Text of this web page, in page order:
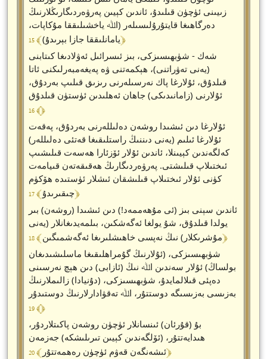
زىيىنى ئۈچۈن قىلىدۇ، ئاندىن كېيىن پەرۋەردىگارىڭلارنىڭ
دەرگاھىغا قايتۇرۇلىسىلەر (اﷲ ياخشىلىققا مۇكاپات،
يامانلىققا جازا بېرىدۇ)﴾ 15 ﴿
شەك - شۈبھىسىزكى، بىز ئىسرائىل ئەۋلادىغا كىتابنى
(يەنى تەۋراتنى)، ھېكمەتنى ۋە پەيغەمبەرلىكنى ئاتا
قىلدۇق، ئۇلارغا پاك نەرسىلەرنى رىزىق قىلىپ بەردۇق،
ئۇلارنى (زامانىدىكى) جاھان ئەھلىدىن ئۈستۈن قىلدۇق
﴾ 16 ﴿
ئۇلارغا دىن ئىشىدا روشەن دەلىللەرنى بەردۇق، پەقەت
ئۇلارغا ئىلىم (يەنى دىننىڭ راستلىقىغا قەتئى دەلىللەر)
كەلگەندىن كېيىنلا، ئاندىن ئۇلار ئۆزئارا ھەسەت قىلىشىپ
ئىختىلاپ قىلىشتى. پەرۋەردىگارىڭ ھەقىقەتەن قىيامەت
كۈنى ئۇلار ئىختىلاپ قىلىشقان ئىشلار ئۈستىدە ھۆكۈم
چىقىرىدۇ﴾ 17 ﴿
ئاندىن سېنى بىز (ئى مۇھەممەد!) دىن ئىشىدا (روشەن) بىر
يولدا قىلدۇق، شۇ يولغا ئەگەشكىن، بىلمەيدىغانلار (يەنى
مۇشرىكلار) نىڭ نەپسى خاھىشلىرىغا ئەگەشمىگىن﴾ 18 ﴿
شۈبھىسىزكى، (ئۇلارنىڭ گۇمراھلىقىغا ماسلىشىدىغان
بولساڭ) ئۇلار سەندىن اﷲ نىڭ (ئازابى) دىن ھېچ نەرسىنى
دەپئى قىلالمايدۇ، شۈبھىسىزكى، (دۇنيادا) زالىملارنىڭ
بەزىسى بەزىسىگە دوستتۇر، اﷲ تەقۋادارلارنىڭ دوستىدۇر
﴾ 19 ﴿
بۇ (قۇرئان) ئىنسانلار ئۈچۈن روشەن پاكىتلاردۇر،
ھىدايەتتۇر، (ئۆلگەندىن كېيىن تىرىلىشكە) جەزمەن
ئىشەنگەن قەۋم ئۈچۈن رەھمەتتۇر﴾ 20 ﴿